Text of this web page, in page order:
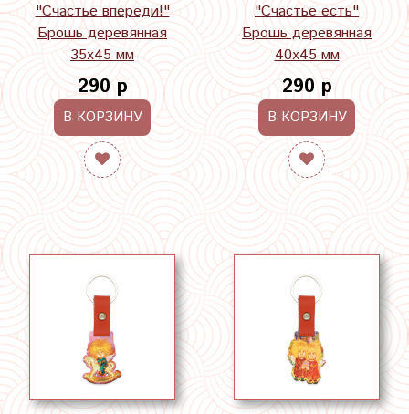
"Счастье впереди!"
Брошь деревянная
35х45 мм
290 р
В КОРЗИНУ
"Счастье есть"
Брошь деревянная
40х45 мм
290 р
В КОРЗИНУ